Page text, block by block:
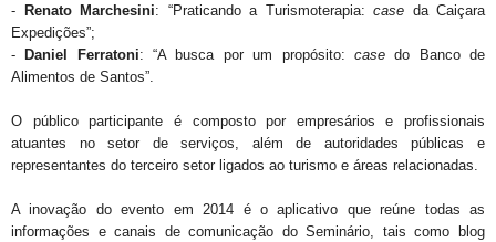
- Renato Marchesini: “Praticando a Turismoterapia: case da Caiçara
Expedições”;
-Daniel Ferratoni: “A busca por um propósito: casedo Banco de
Alimentos de Santos”.
O público participante é composto por empresários e profissionais
atuantes no setor de serviços, além de autoridades públicas e
representantes do terceiro setor ligados ao turismo e áreas relacionadas.
A inovação do evento em 2014 é o aplicativo que reúne todas as
informações e canais de comunicação do Seminário, tais como blog